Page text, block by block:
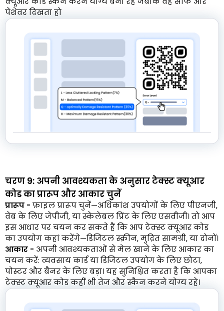
पेशेवर दिखता हो
चरण 9: अपनी आवश्यकता के अनुसार टेक्स्ट क्यूआर
कोड का प्रारूप और आकार चुनें
प्रारूप - फ़ाइल प्रारूप चुनें—अधिकांश उपयोगों के लिए पीएनजी,
वेब के लिए जेपीजी, या स्केलेबल प्रिंट के लिए एसवीजी। तो आप
इस आधार पर चयन कर सकते हैं कि आप टेक्स्ट क्यूआर कोड
का उपयोग कहां करेंगे—डिजिटल स्क्रीन, मुद्रित सामग्री, या दोनों।
आकार - अपनी आवश्यकताओं से मेल खाने के लिए आकार का
चयन करें: व्यवसाय कार्ड या डिजिटल उपयोग के लिए छोटा,
पोस्टर और बैनर के लिए बड़ा। यह सुनिश्चित करता है कि आपका
टेक्स्ट क्यूआर कोड कहीं भी तेज और स्कैन करने योग्य रहे।